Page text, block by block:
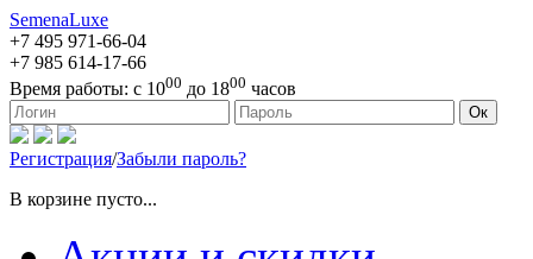
SemenaLuxe
+7 495 971-66-04
+7 985 614-17-66
Время работы: с 1000 до 1800 часов
127473, г. Москва, ул. Краснопролетарская, д. 16, стр. 1 Ок
Регистрация/Забыли пароль?
В корзине пусто...